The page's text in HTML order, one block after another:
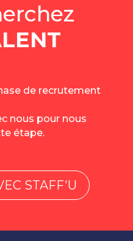
de recrutement
nous pour nous
étape.
STAFF'U